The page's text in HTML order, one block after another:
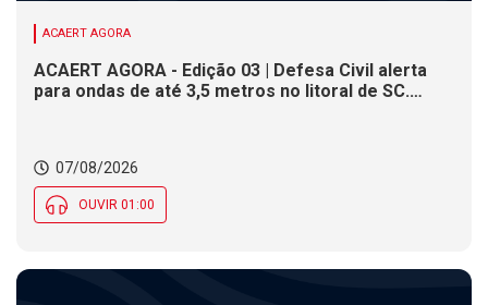
ACAERT AGORA
ACAERT AGORA - Edição 03 | Defesa Civil alerta
para ondas de até 3,5 metros no litoral de SC.
07/08/2026
OUVIR 01:00